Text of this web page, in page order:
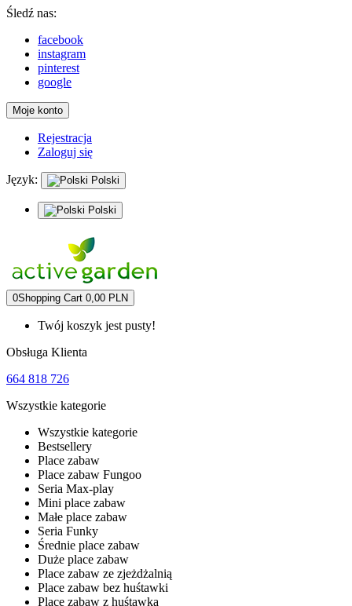
Śledź nas:
facebook
instagram
pinterest
google
Moje konto
Rejestracja
Zaloguj się
Język: Polski
Polski
0Shopping Cart 0,00 PLN
Twój koszyk jest pusty!
Obsługa Klienta
664 818 726
Wszystkie kategorie
Wszystkie kategorie
Bestsellery
Place zabaw
Place zabaw Fungoo
Seria Max-play
Mini place zabaw
Małe place zabaw
Seria Funky
Średnie place zabaw
Duże place zabaw
Place zabaw ze zjeżdżalnią
Place zabaw bez huśtawki
Place zabaw z huśtawką